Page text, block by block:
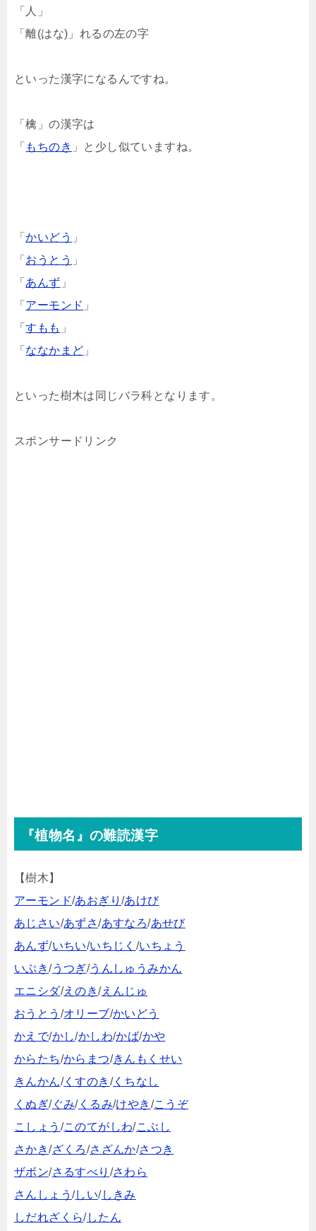
「人」
「離(はな)」れるの左の字
といった漢字になるんですね。
「檎」の漢字は
「 もちのき 」と少し似ていますね。
「かいどう 」
「 おうとう 」
「 あんず 」
「 アーモンド 」
「すもも 」
「 ななかまど 」
といった樹木は同じバラ科となります。
スポンサードリンク
『植物名』の難読漢字
【樹木】
アーモンド/あおぎり/あけび
あじさい/あずさ/あすなろ/あせび
あんず/いちい/いちじく /いちょう
いぶき/うつぎ/うんしゅうみかん
エニシダ/えのき/えんじゅ
おうとう /オリーブ/かいどう
かえで/かし/かしわ/かば/かや
からたち/からまつ/きんもくせい
きんかん/くすのき /くちなし
くぬぎ/ぐみ/くるみ/けやき /こうぞ
こしょう /このてがしわ/こぶし
さかき/ざくろ/さざんか/さつき
ザボン/さるすべり /さわら
さんしょう /しい/しきみ
しだれざくら/したん